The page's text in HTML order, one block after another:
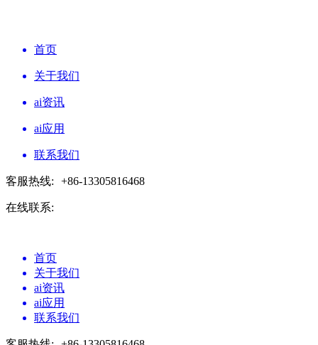
首页
关于我们
ai资讯
ai应用
联系我们
客服热线: +86-13305816468
在线联系:
首页
关于我们
ai资讯
ai应用
联系我们